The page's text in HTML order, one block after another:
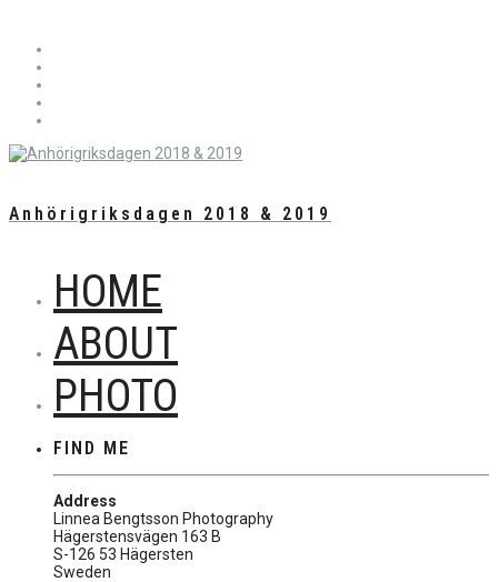
Anhörigriksdagen 2018 & 2019
HOME
ABOUT
PHOTO
FIND ME
Address
Linnea Bengtsson Photography
Hägerstensvägen 163 B
S-126 53 Hägersten
Sweden